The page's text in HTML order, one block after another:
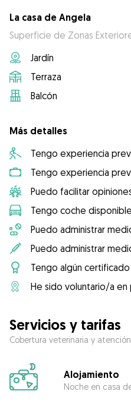
La casa de Angela
Superficie de Zonas
Jardín
Terraza
Balcón
Más detalles
Tengo experiencia
Tengo experiencia
Puedo facilitar
Tengo coche
Puedo administrar
Puedo administrar
Tengo algún certificado
He sido voluntario/a
Servicios y tarifas
Cobertura veterinaria y
Alojamiento
Noche en casa